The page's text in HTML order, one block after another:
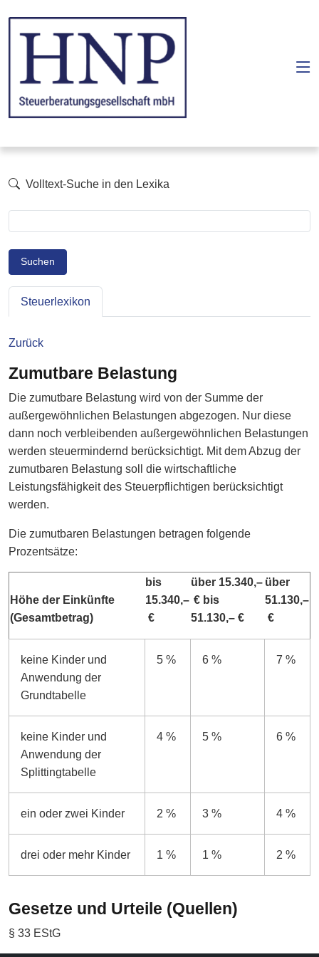
Volltext-Suche in den Lexika
Suchen
Steuerlexikon
Zurück
Zumutbare Belastung
Die zumutbare Belastung wird von der Summe der
außergewöhnlichen Belastungen abgezogen. Nur diese
dann noch verbleibenden außergewöhnlichen Belastungen
werden steuermindernd berücksichtigt. Mit dem Abzug der
zumutbaren Belastung soll die wirtschaftliche
Leistungsfähigkeit des Steuerpflichtigen berücksichtigt
werden.
Die zumutbaren Belastungen betragen folgende
Prozentsätze:
Höhe der Einkünfte
(Gesamtbetrag)
bis
15.340,–
€
über 15.340,–
€ bis
51.130,– €
über
51.130,–
€
keine Kinder und
Anwendung der
Grundtabelle
5 % 6 % 7 %
keine Kinder und
Anwendung der
Splittingtabelle
4 % 5 % 6 %
ein oder zwei Kinder 2 % 3 % 4 %
drei oder mehr Kinder 1 % 1 % 2 %
Gesetze und Urteile (Quellen)
§ 33 EStG